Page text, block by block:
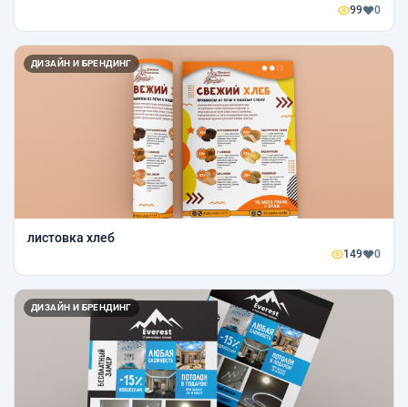
99 0
ДИЗАЙН И БРЕНДИНГ
листовка хлеб
149 0
ДИЗАЙН И БРЕНДИНГ